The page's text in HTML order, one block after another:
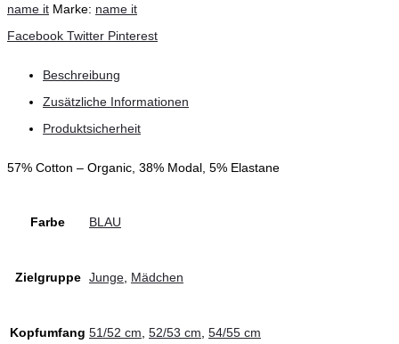
Menge
name it Marke: name it
Teilen
Facebook Twitter Pinterest
Beschreibung
Zusätzliche Informationen
Produktsicherheit
57% Cotton – Organic, 38% Modal, 5% Elastane
Farbe BLAU
Zielgruppe Junge Mädchen
Kopfumfang 51/52 cm 52/53 cm 54/55 cm